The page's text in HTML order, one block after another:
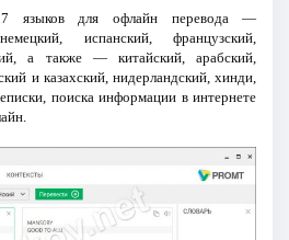
7 языков для офлайн перевода —
испанский, французский,
а также — китайский, арабский,
и казахский, нидерландский, хинди,
поиска информации в интернете